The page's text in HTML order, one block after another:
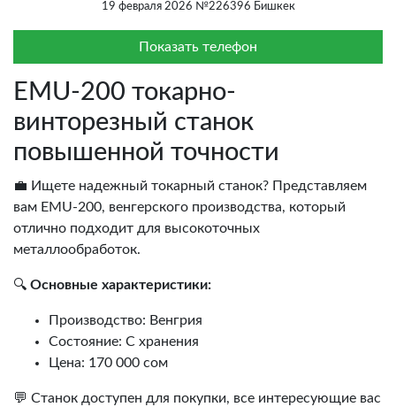
19 февраля 2026 №226396 Бишкек
Показать телефон
EMU-200 токарно-
винторезный станок
повышенной точности
💼 Ищете надежный токарный станок? Представляем
вам EMU-200, венгерского производства, который
отлично подходит для высокоточных
металлообработок.
🔍 Основные характеристики:
Производство: Венгрия
Состояние: С хранения
Цена: 170 000 сом
💬 Станок доступен для покупки, все интересующие вас